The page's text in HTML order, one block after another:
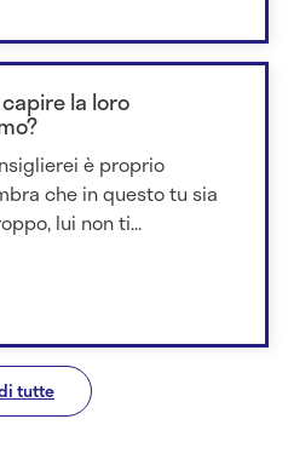
la loro
è proprio
che in questo tu sia
lui non ti...
tutte